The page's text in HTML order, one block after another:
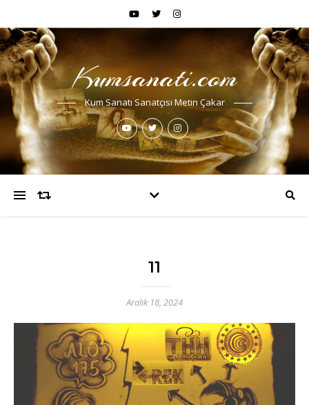
Kumsanati.com
Kum Sanatı Sanatçısı Metin Çakar
11
Aralık 18, 2024